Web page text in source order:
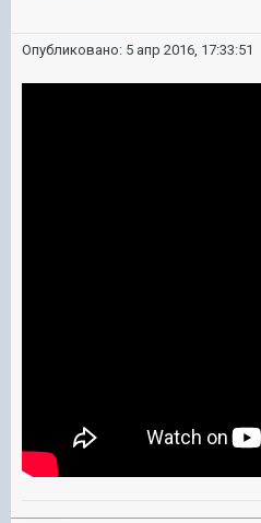
Опубликовано: 5 апр 2016, 17:33:51